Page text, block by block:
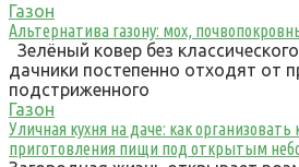
Газон
Альтернатива газону: мох,
Зелёный ковер без
дачники постепенно отходят от
подстриженного
Газон
Уличная кухня на даче: как
приготовления пищи под открытым